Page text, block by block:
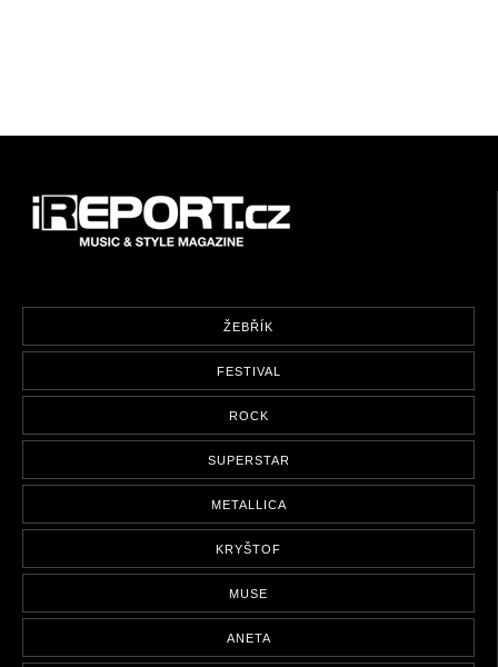
ŽEBŘÍK
FESTIVAL
ROCK
SUPERSTAR
METALLICA
KRYŠTOF
MUSE
ANETA